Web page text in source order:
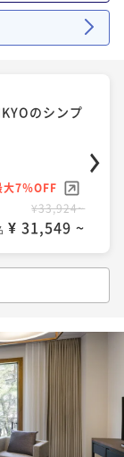
のシンプ
大7％OFF
¥33,924~
¥ 31,549 ~
のシン
OUT11:00
大7％OFF
¥46,542~
¥ 43,284 ~